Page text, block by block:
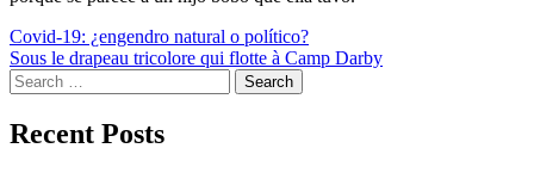
Post
navigation
Covid-19: ¿engendro natural o político?
Sous le drapeau tricolore qui flotte à Camp Darby
Search
for:
Recent Posts